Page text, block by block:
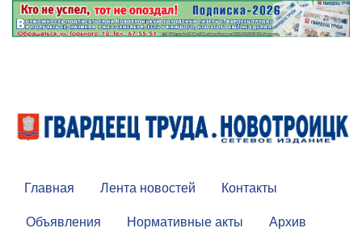
Главная Лента новостей
Контакты
Объявления
Нормативные акты
Архив